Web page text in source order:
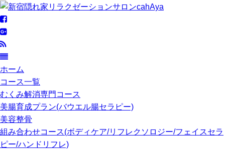
ホーム
コース一覧
むくみ解消専門コース
美腸育成プラン(バウエル腸セラピー)
美容整骨
組み合わせコース(ボディケア/リフレクソロジー/フェイスセラ
ピー/ハンドリフレ)